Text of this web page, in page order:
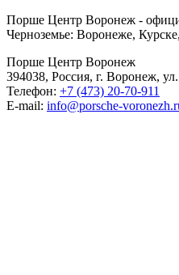
Порше Центр Воронеж -
Черноземье: Воронеже,
Порше Центр Воронеж
394038, Россия, г. Воронеж,
Телефон: +7 (473) 20-70-911
E-mail: info@porsche-